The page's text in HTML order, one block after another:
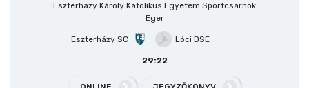
Eszterházy Károly Katolikus Egyetem Sportcsarnok
Eger
Eszterházy SC Lóci DSE
29:22